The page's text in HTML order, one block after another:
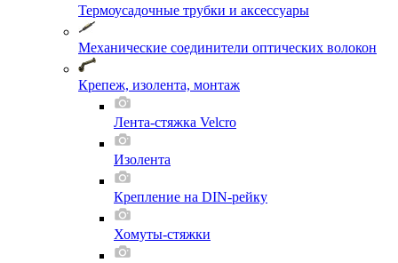
Термоусадочные трубки и аксессуары
Механические соединители оптических волокон
Крепеж, изолента, монтаж
Лента-стяжка Velcro
Изолента
Крепление на DIN-рейку
Хомуты-стяжки